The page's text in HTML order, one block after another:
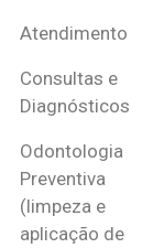
Coberturas
Pessoa Física
Atendimento
Consultas e
Diagnósticos
Odontologia
Preventiva
(limpeza e
aplicação de